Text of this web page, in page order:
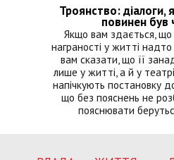
Троянство: діалоги,
повинен був
Якщо вам здається, що
награності у житті
вам сказати, що її
лише у житті, а й у
напічкують постановку
що без пояснень не
пояснювати